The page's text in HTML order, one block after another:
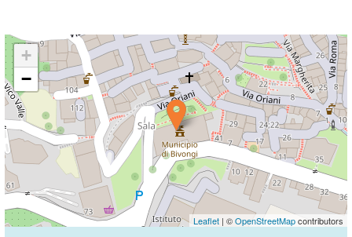
+
−
Leaflet | ©OpenStreetMapcontributors